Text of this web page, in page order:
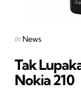
Posted
in News
Tak
Nokia 210